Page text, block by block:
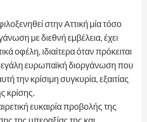
στην Αττική μία τόσο
με διεθνή εμβέλεια, έχει
οφέλη, ιδιαίτερα όταν πρόκειται
ευρωπαϊκή διοργάνωση που
την κρίσιμη συγκυρία, εξαιτίας
κρίσης.
ευκαιρία προβολής της